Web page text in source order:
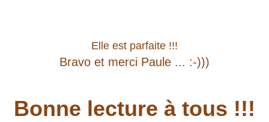
Elle est parfaite !!!
Bravo et merci Paule ... :-)))
Bonne lecture à tous !!!